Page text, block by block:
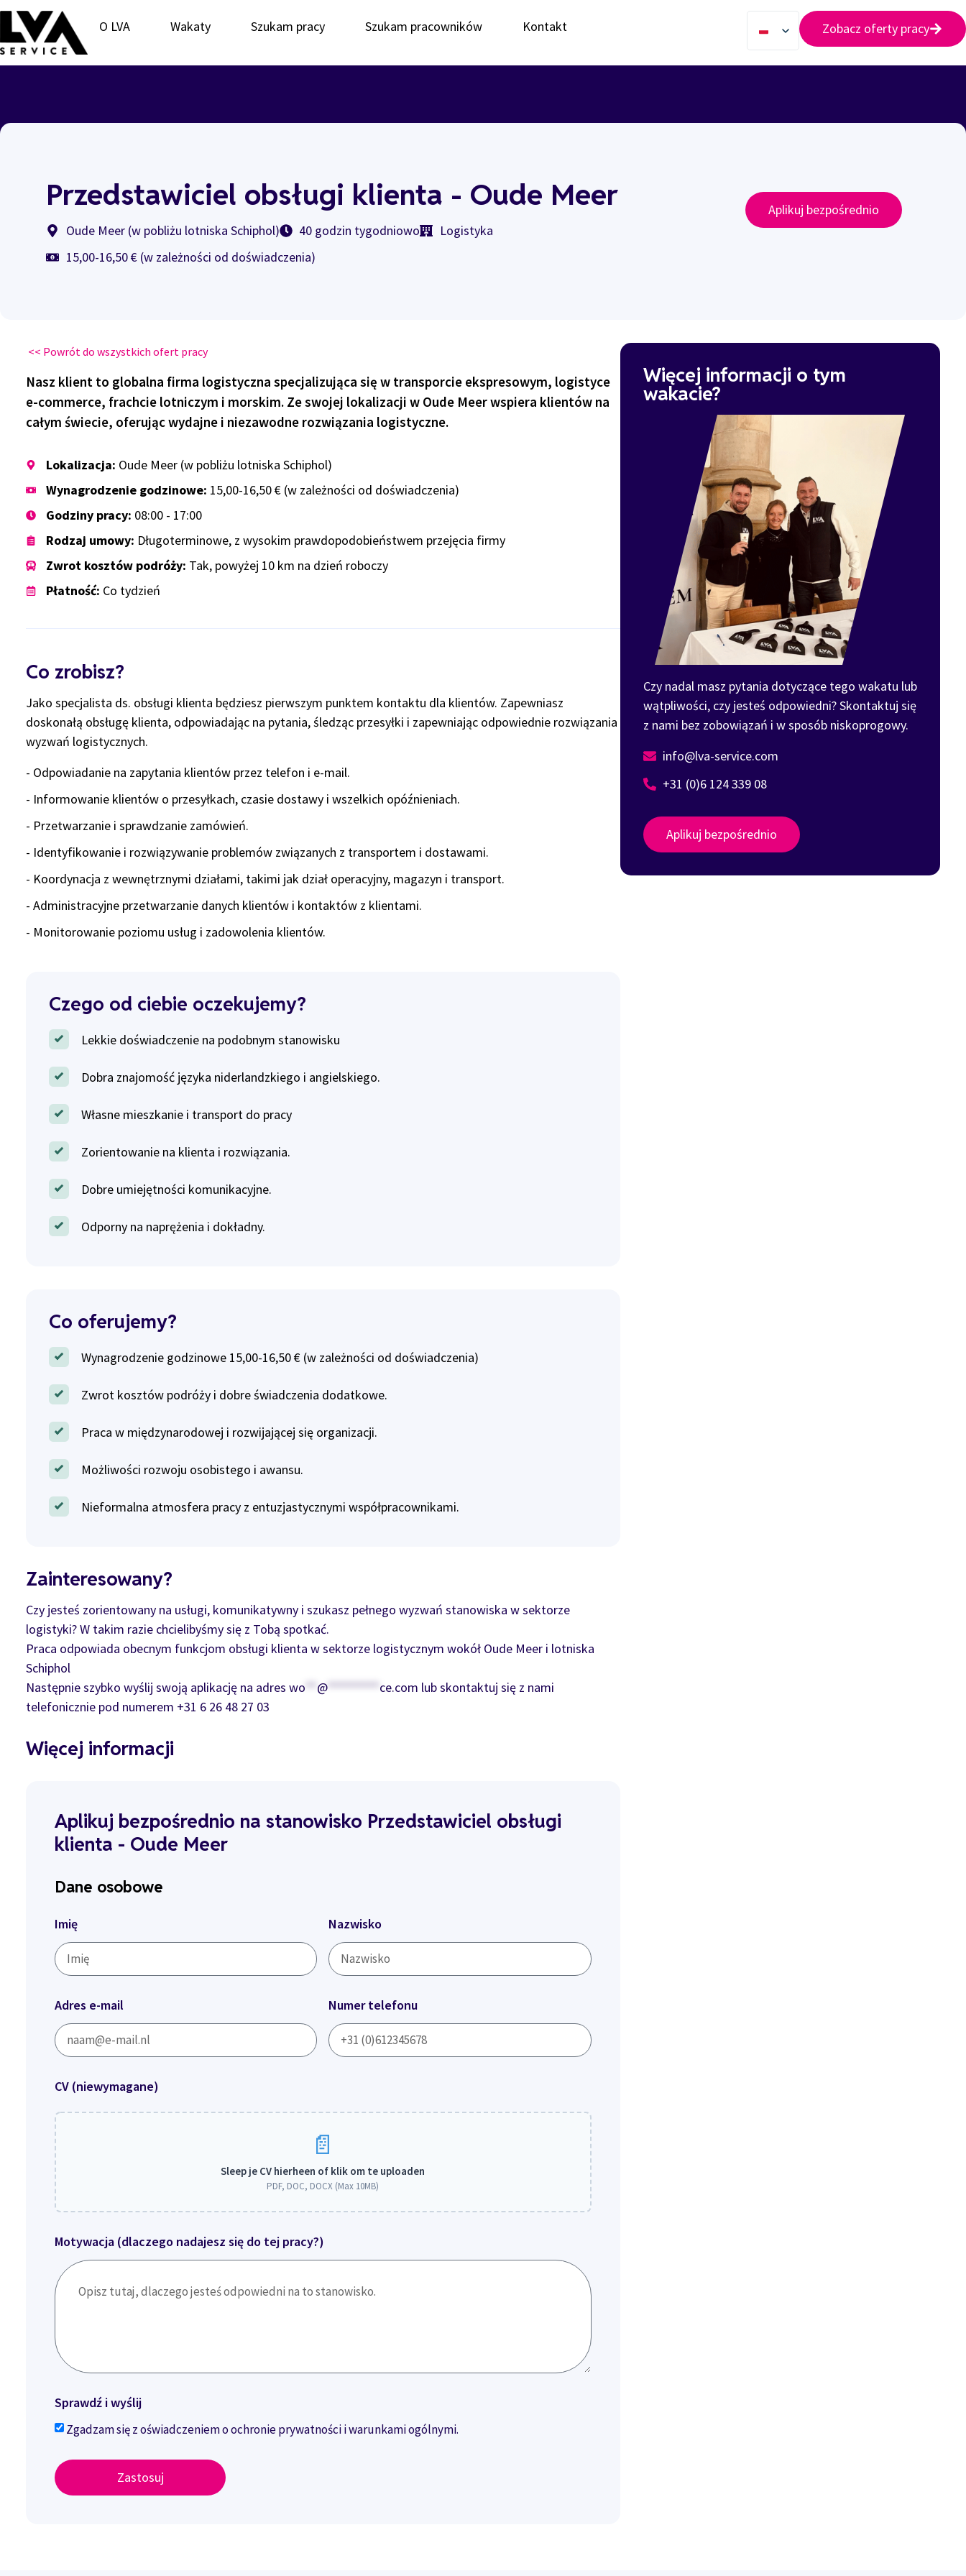
O LVA Wakaty Szukam pracy Szukam pracowników Kontakt Zobacz oferty pracy
Przedstawiciel obsługi klienta - Oude Meer
Oude Meer (w pobliżu lotniska Schiphol) 40 godzin tygodniowo
Logistyka
15,00-16,50 € (w zależności od doświadczenia)
Aplikuj bezpośrednio
<< Powrót do wszystkich ofert pracy
Nasz klient to globalna firma logistyczna specjalizująca się w transporcie ekspresowym, logistyce
e-commerce, frachcie lotniczym i morskim. Ze swojej lokalizacji w Oude Meer wspiera klientów na
całym świecie, oferując wydajne i niezawodne rozwiązania logistyczne.
Lokalizacja: Oude Meer (w pobliżu lotniska Schiphol)
Wynagrodzenie godzinowe: 15,00-16,50 € (w zależności od doświadczenia)
Godziny pracy: 08:00 - 17:00
Rodzaj umowy: Długoterminowe, z wysokim prawdopodobieństwem przejęcia firmy
Zwrot kosztów podróży: Tak, powyżej 10 km na dzień roboczy
Płatność: Co tydzień
Co zrobisz?
Jako specjalista ds. obsługi klienta będziesz pierwszym punktem kontaktu dla klientów. Zapewniasz
doskonałą obsługę klienta, odpowiadając na pytania, śledząc przesyłki i zapewniając odpowiednie rozwiązania
wyzwań logistycznych.
- Odpowiadanie na zapytania klientów przez telefon i e-mail.
- Informowanie klientów o przesyłkach, czasie dostawy i wszelkich opóźnieniach.
- Przetwarzanie i sprawdzanie zamówień.
- Identyfikowanie i rozwiązywanie problemów związanych z transportem i dostawami.
- Koordynacja z wewnętrznymi działami, takimi jak dział operacyjny, magazyn i transport.
- Administracyjne przetwarzanie danych klientów i kontaktów z klientami.
- Monitorowanie poziomu usług i zadowolenia klientów.
Czego od ciebie oczekujemy?
Lekkie doświadczenie na podobnym stanowisku
Dobra znajomość języka niderlandzkiego i angielskiego.
Własne mieszkanie i transport do pracy
Zorientowanie na klienta i rozwiązania.
Dobre umiejętności komunikacyjne.
Odporny na naprężenia i dokładny.
Co oferujemy?
Wynagrodzenie godzinowe 15,00-16,50 € (w zależności od doświadczenia)
Zwrot kosztów podróży i dobre świadczenia dodatkowe.
Praca w międzynarodowej i rozwijającej się organizacji.
Możliwości rozwoju osobistego i awansu.
Nieformalna atmosfera pracy z entuzjastycznymi współpracownikami.
Zainteresowany?
Czy jesteś zorientowany na usługi, komunikatywny i szukasz pełnego wyzwań stanowiska w sektorze
logistyki? W takim razie chcielibyśmy się z Tobą spotkać.
Praca odpowiada obecnym funkcjom obsługi klienta w sektorze logistycznym wokół Oude Meer i lotniska
Schiphol
Następnie szybko wyślij swoją aplikację na adres wo ** @********* ce.com lub skontaktuj się z nami
telefonicznie pod numerem +31 6 26 48 27 03
Więcej informacji
Aplikuj bezpośrednio na stanowisko Przedstawiciel obsługi
klienta - Oude Meer
Dane osobowe
Imię Nazwisko
Adres e-mail Numer telefonu
CV (niewymagane)
Sleep je CV hierheen of klik om te uploaden
PDF, DOC, DOCX (Max 10MB)
Motywacja (dlaczego nadajesz się do tej pracy?)
Sprawdź i wyślij
Zgadzam się z oświadczeniem o ochronie prywatności i warunkami ogólnymi.
Zastosuj
Więcej informacji o tym
wakacie?
Czy nadal masz pytania dotyczące tego wakatu lub
wątpliwości, czy jesteś odpowiedni? Skontaktuj się
z nami bez zobowiązań i w sposób niskoprogowy.
info@lva-service.com
+31 (0)6 124 339 08
Aplikuj bezpośrednio